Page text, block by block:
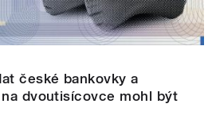
české bankovky a
dvoutisícovce mohl být